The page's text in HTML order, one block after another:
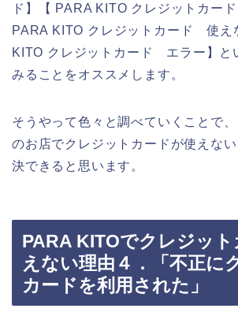
ド】【 PARA KITO クレジットカー
PARA KITO クレジットカード 使え
KITO クレジットカード エラー】と
みることをオススメします。
そうやって色々と調べていくことで
のお店でクレジットカードが使えな
決できると思います。
PARA KITOでクレジッ
えない理由４．「不正に
カードを利用された」